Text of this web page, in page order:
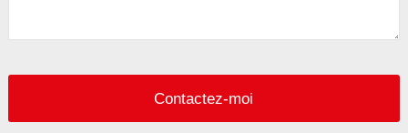
Contactez-moi